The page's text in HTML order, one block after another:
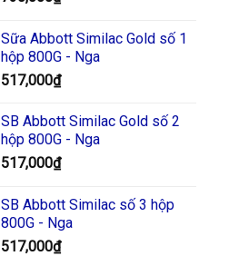
Sữa Abbott Similac Gold số 1
hộp 800G - Nga
517,000₫
SB Abbott Similac Gold số 2
hộp 800G - Nga
517,000₫
SB Abbott Similac số 3 hộp
800G - Nga
517,000₫